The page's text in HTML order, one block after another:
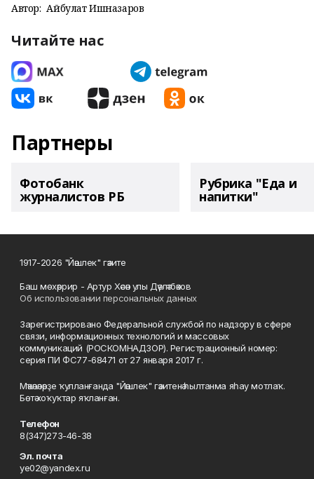
Автор: Айбулат Ишназаров
Читайте нас
Партнеры
Фотобанк
журналистов РБ
Рубрика "Еда и
напитки"
1917-2026 "Йәшлек" гәзите
Баш мөхәррир - Артур Хәсән улы Дәүләтбәков
Об использовании персональных данных
Зарегистрировано Федеральной службой по надзору в сфере
связи, информационных технологий и массовых
коммуникаций (РОСКОМНАДЗОР). Регистрационный номер:
серия ПИ ФС77-68471 от 27 января 2017 г.
Мәҡәләләрҙе ҡулланғанда "Йәшлек" гәзитенә һылтанма яһау мотлаҡ.
Бөтә хоҡуҡтар яҡланған.
Телефон
8(347)273-46-38
Эл. почта
ye02@yandex.ru